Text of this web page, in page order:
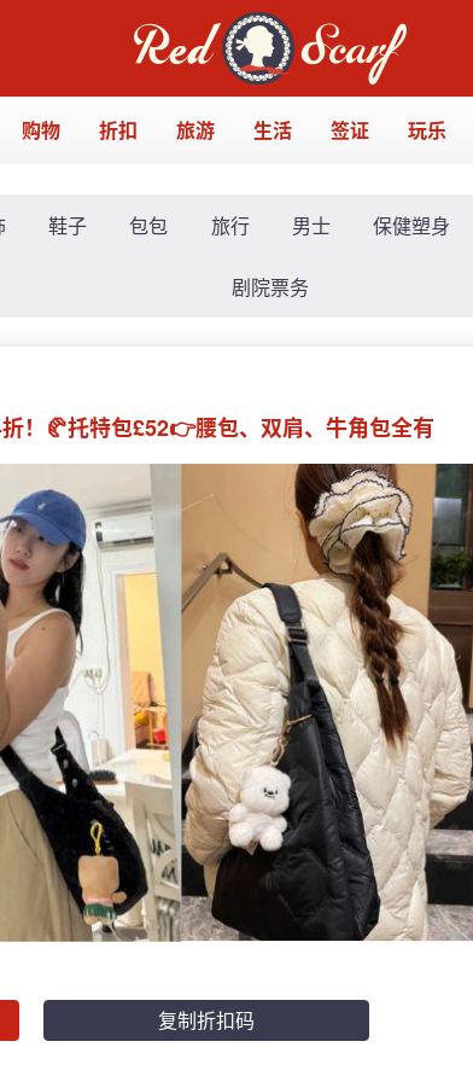
购物 折扣 旅游 生活 签证 玩乐
鞋子 包包 旅行 男士 保健塑身
剧院票务
！🥐托特包£52👉腰包、双肩、牛角包全有
复制折扣码